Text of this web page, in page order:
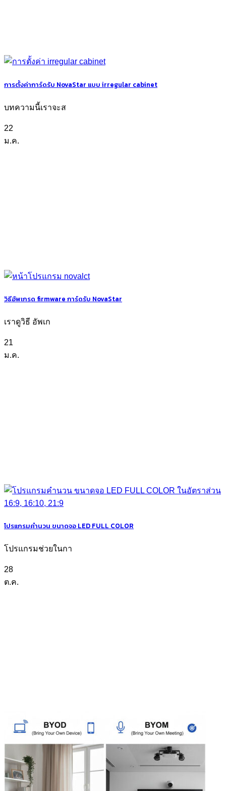
การตั้งค่าการ์ดรับ NovaStar แบบ irregular cabinet
บทความนี้เราจะส
22
ม.ค.
วิธีอัพเกรด firmware การ์ดรับ NovaStar
เราดูวิธี อัพเก
21
ม.ค.
โปรแกรมคำนวน ขนาดจอ LED FULL COLOR
โปรแกรมช่วยในกา
28
ต.ค.